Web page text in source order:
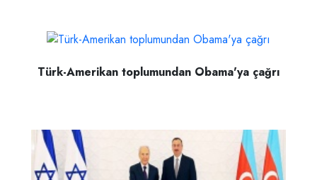
Türk-Amerikan toplumundan Obama'ya çağrı